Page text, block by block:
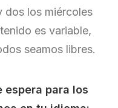
dos los miércoles
es variable,
seamos libres.
espera para los